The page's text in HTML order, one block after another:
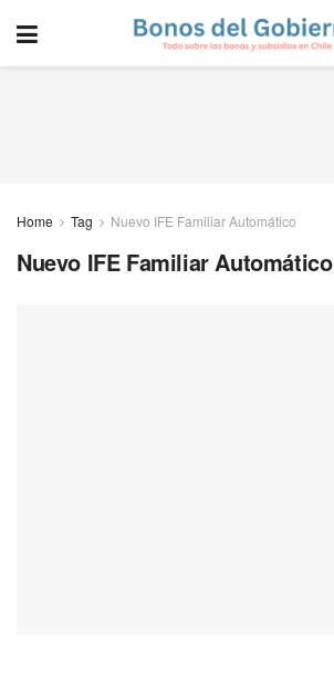
Home Tag Nuevo IFE Familiar Automático
Nuevo IFE Familiar Automático